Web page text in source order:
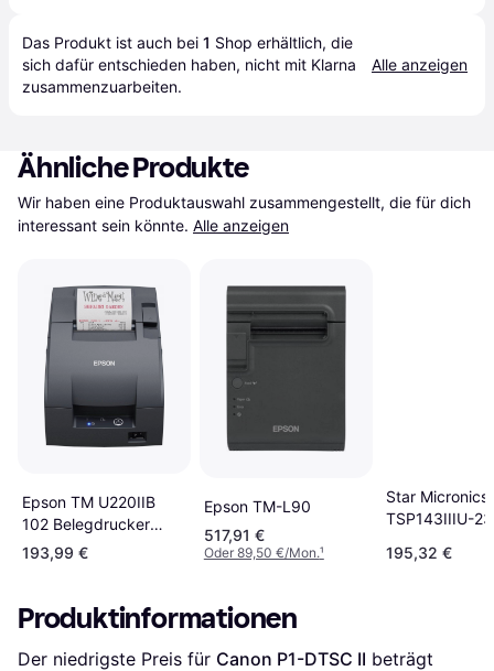
Das Produkt ist auch bei 1 Shop erhältlich, die
sich dafür entschieden haben, nicht mit Klarna
zusammenzuarbeiten.
Alle anzeigen
Ähnliche Produkte
Wir haben eine Produktauswahl zusammengestellt, die für dich
interessant sein könnte. Alle anzeigen
Epson TM U220IIB
102 Belegdrucker
Grau
193,99 €
Epson TM-L90
517,91 €
Oder 89,50 €/Mon.¹
Star Micronics
TSP143IIIU-
195,32 €
Produktinformationen
Der niedrigste Preis für Canon P1-DTSC II beträgt